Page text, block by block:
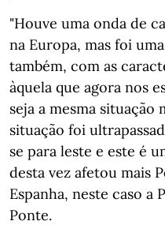
"Houve uma onda de
na Europa, mas foi
também, com as
àquela que agora nos
seja a mesma situação
situação foi
se para leste e este é
desta vez afetou mais
Espanha, neste caso a
Ponte.